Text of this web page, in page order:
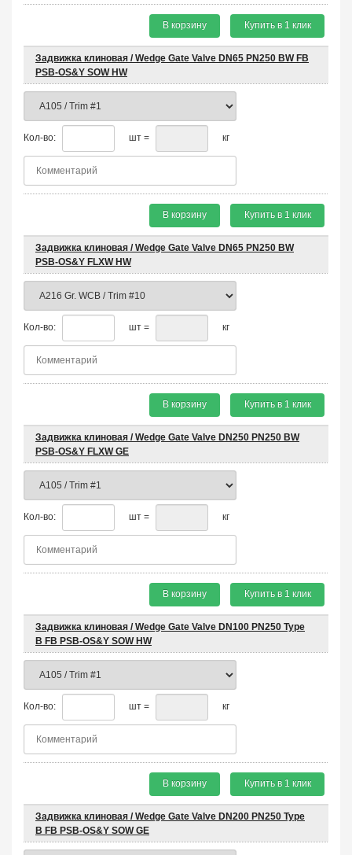
В корзину Купить в 1 клик
Задвижка клиновая / Wedge Gate Valve DN65 PN250 BW FB
PSB-OS&Y SOW HW
Кол-во: шт = кг
В корзину Купить в 1 клик
Задвижка клиновая / Wedge Gate Valve DN65 PN250 BW
PSB-OS&Y FLXW HW
Кол-во: шт = кг
В корзину Купить в 1 клик
Задвижка клиновая / Wedge Gate Valve DN250 PN250 BW
PSB-OS&Y FLXW GE
Кол-во: шт = кг
В корзину Купить в 1 клик
Задвижка клиновая / Wedge Gate Valve DN100 PN250 Type
B FB PSB-OS&Y SOW HW
Кол-во: шт = кг
В корзину Купить в 1 клик
Задвижка клиновая / Wedge Gate Valve DN200 PN250 Type
B FB PSB-OS&Y SOW GE